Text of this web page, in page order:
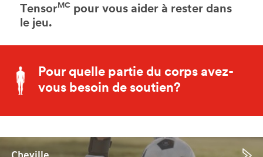
TensorMCpour vous aider à rester dans
le jeu.
Pour quelle partie du corps avez-
vous besoin de soutien?